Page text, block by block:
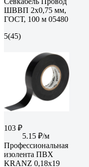
ШВВП 2х0,75 мм,
ГОСТ, 100 м 05480
5(45)
103 ₽
5.15 ₽/м
Профессиональная
изолента ПВХ
KRANZ 0,18х19